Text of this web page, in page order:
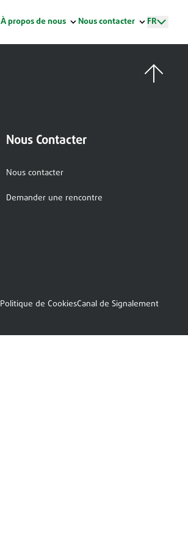
À propos de nous Nous contacter FR
Nous Contacter
Nous contacter
Demander une rencontre
Politique de CookiesCanal de Signalement